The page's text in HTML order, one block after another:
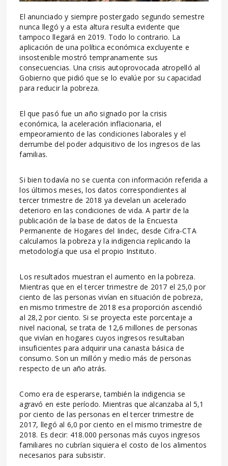
El anunciado y siempre postergado segundo semestre
nunca llegó y a esta altura resulta evidente que
tampoco llegará en 2019. Todo lo contrario. La
aplicación de una política económica excluyente e
insostenible mostró tempranamente sus
consecuencias. Una crisis autoprovocada atropelló al
Gobierno que pidió que se lo evalúe por su capacidad
para reducir la pobreza.
El que pasó fue un año signado por la crisis
económica, la aceleración inflacionaria, el
empeoramiento de las condiciones laborales y el
derrumbe del poder adquisitivo de los ingresos de las
familias.
Si bien todavía no se cuenta con información referida a
los últimos meses, los datos correspondientes al
tercer trimestre de 2018 ya develan un acelerado
deterioro en las condiciones de vida. A partir de la
publicación de la base de datos de la Encuesta
Permanente de Hogares del Iindec, desde Cifra-CTA
calculamos la pobreza y la indigencia replicando la
metodología que usa el propio Instituto.
Los resultados muestran el aumento en la pobreza.
Mientras que en el tercer trimestre de 2017 el 25,0 por
ciento de las personas vivían en situación de pobreza,
en mismo trimestre de 2018 esa proporción ascendió
al 28,2 por ciento. Si se proyecta este porcentaje a
nivel nacional, se trata de 12,6 millones de personas
que vivían en hogares cuyos ingresos resultaban
insuficientes para adquirir una canasta básica de
consumo. Son un millón y medio más de personas
respecto de un año atrás.
Como era de esperarse, también la indigencia se
agravó en este período. Mientras que alcanzaba al 5,1
por ciento de las personas en el tercer trimestre de
2017, llegó al 6,0 por ciento en el mismo trimestre de
2018. Es decir: 418.000 personas más cuyos ingresos
familiares no cubrían siquiera el costo de los alimentos
necesarios para subsistir.